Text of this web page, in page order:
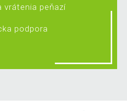
vrátenia peňazí
podpora